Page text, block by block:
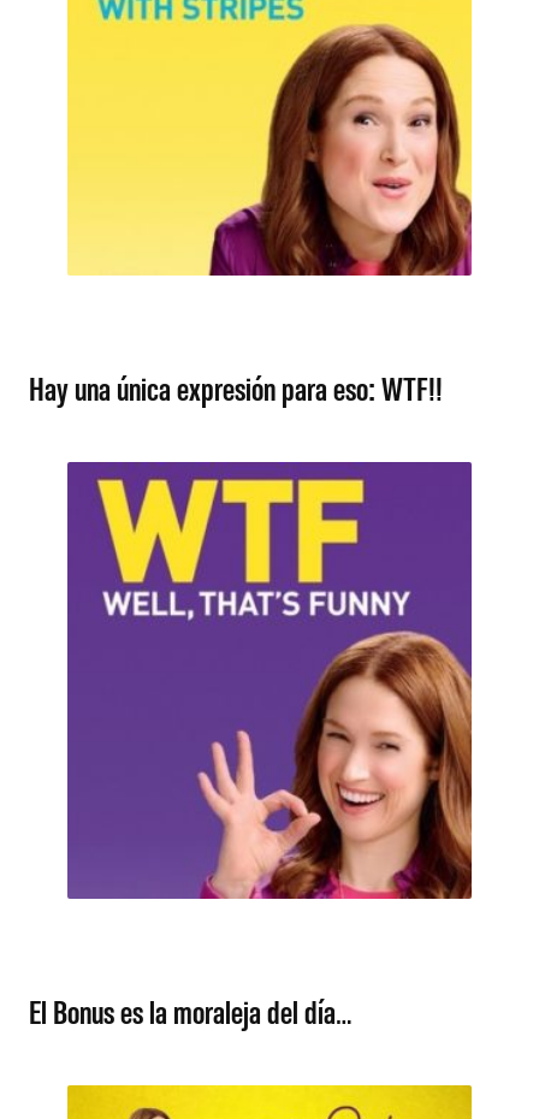
Hay una única expresión para eso: WTF!!
El Bonus es la moraleja del día…